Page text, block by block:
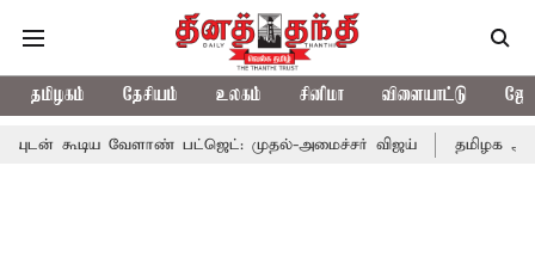
தமிழகம் தேசியம் உலகம் சினிமா விளையாட்டு
வேளாண் பட்ஜெட்: முதல்-அமைச்சர் விஜய் தமிழக அரசியலில்